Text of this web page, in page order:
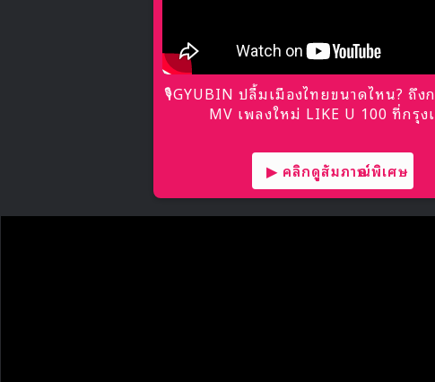
🎙GYUBIN ปลื้มเมืองไทยขนาดไหน? ถึง
MV เพลงใหม่ LIKE U 100 ที่กรุง
▶ คลิกดูสัมภาษณ์พิเศษ